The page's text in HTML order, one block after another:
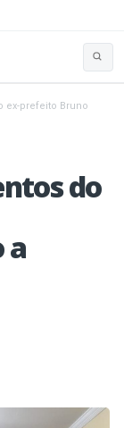
ex-prefeito Bruno
do
a